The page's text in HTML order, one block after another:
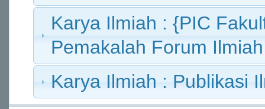
Karya Ilmiah : {PIC
Pemakalah Forum Ilmiah
Karya Ilmiah : Publikasi